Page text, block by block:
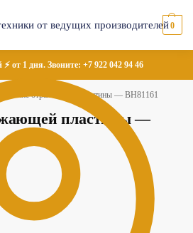
0
⚡ от 1 дня. Звоните: +7 922 042 94 46
отражающей пластины — BH81161
пластины —